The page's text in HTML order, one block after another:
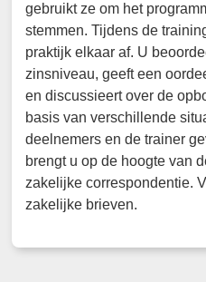
gebruikt ze om het
stemmen. Tijdens de
praktijk elkaar af. U
zinsniveau, geeft een
en discussieert over de
basis van verschillende
deelnemers en de trainer
brengt u op de hoogte van
zakelijke correspondentie.
zakelijke brieven.